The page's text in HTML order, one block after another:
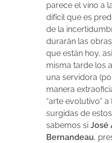
parece el vino a
difícil que es
de la
durarán las
que están hoy,
misma tarde los
una servidora
manera
“arte evolutivo”
surgidas de
sabemos si José
Bernandeau,